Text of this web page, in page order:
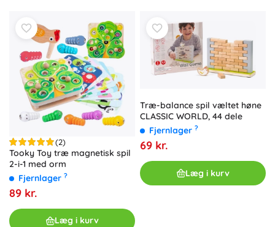
(2)
Tooky Toy træ magnetisk spil
2-i-1 med orm
Fjernlager ?
89 kr.
Læg i kurv
Træ-balance spil væltet høne
CLASSIC WORLD, 44 dele
Fjernlager ?
69 kr.
Læg i kurv